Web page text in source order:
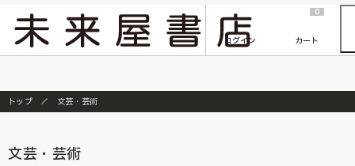
『ONE PIECE magazine 021 ONE PIECEカード付き同梱版』発売延期のご案内
ログイン
0
カート
トップ 文芸・芸術
文芸・芸術